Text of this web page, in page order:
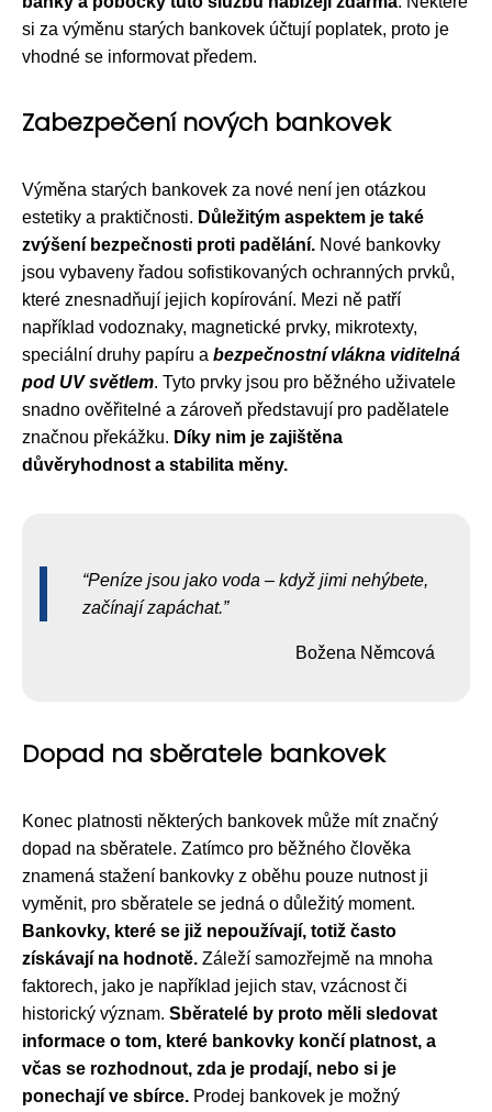
si za výměnu starých bankovek účtují poplatek, proto je
vhodné se informovat předem.
Zabezpečení nových bankovek
Výměna starých bankovek za nové není jen otázkou
estetiky a praktičnosti. Důležitým aspektem je také
zvýšení bezpečnosti proti padělání. Nové bankovky
jsou vybaveny řadou sofistikovaných ochranných prvků,
které znesnadňují jejich kopírování. Mezi ně patří
například vodoznaky, magnetické prvky, mikrotexty,
speciální druhy papíru a bezpečnostní vlákna viditelná
pod UV světlem. Tyto prvky jsou pro běžného uživatele
snadno ověřitelné a zároveň představují pro padělatele
značnou překážku. Díky nim je zajištěna
důvěryhodnost a stabilita měny.
Peníze jsou jako voda – když jimi nehýbete,
začínají zapáchat.
Božena Němcová
Dopad na sběratele bankovek
Konec platnosti některých bankovek může mít značný
dopad na sběratele. Zatímco pro běžného člověka
znamená stažení bankovky z oběhu pouze nutnost ji
vyměnit, pro sběratele se jedná o důležitý moment.
Bankovky, které se již nepoužívají, totiž často
získávají na hodnotě. Záleží samozřejmě na mnoha
faktorech, jako je například jejich stav, vzácnost či
historický význam. Sběratelé by proto měli sledovat
informace o tom, které bankovky končí platnost, a
včas se rozhodnout, zda je prodají, nebo si je
ponechají ve sbírce. Prodej bankovek je možný